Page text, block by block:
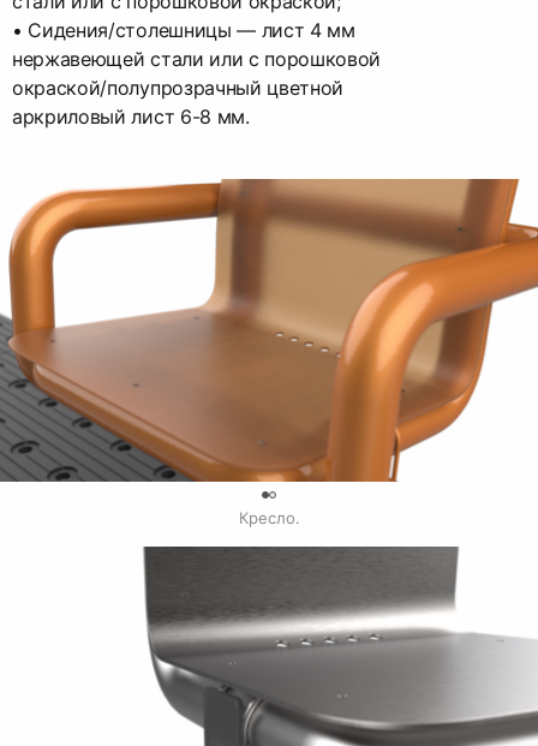
• Сидения/столешницы — лист 4 мм
нержавеющей стали или с порошковой
окраской/полупрозрачный цветной
аркриловый лист 6-8 мм.
Кресло.